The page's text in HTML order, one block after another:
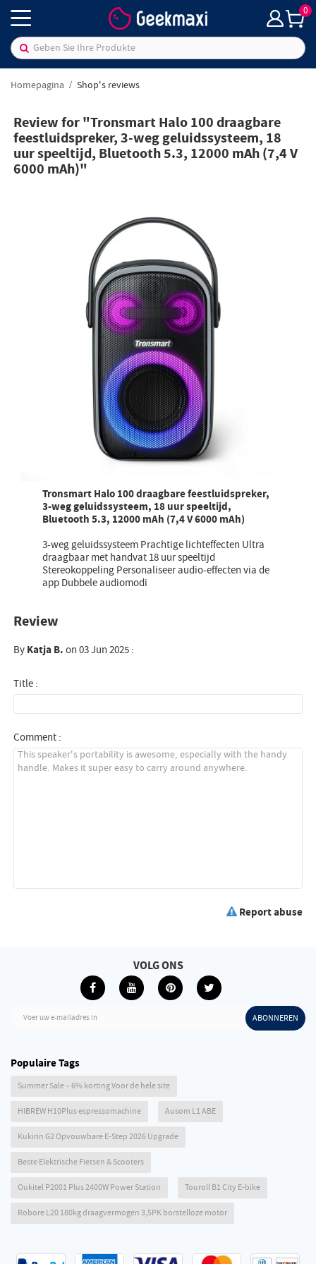
0
Homepagina Shop's reviews
Review for "Tronsmart Halo 100 draagbare
feestluidspreker, 3-weg geluidssysteem, 18
uur speeltijd, Bluetooth 5.3, 12000 mAh (7,4 V
6000 mAh)"
Tronsmart Halo 100 draagbare feestluidspreker,
3-weg geluidssysteem, 18 uur speeltijd,
Bluetooth 5.3, 12000 mAh (7,4 V 6000 mAh)
3-weg geluidssysteem Prachtige lichteffecten Ultra
draagbaar met handvat 18 uur speeltijd
Stereokoppeling Personaliseer audio-effecten via de
app Dubbele audiomodi
Review
ByKatja B.on 03 Jun 2025 :
Title :
Comment :
Report abuse
Voer uw e-mailadres in ABONNEREN
VOLG ONS
Populaire Tags
Summer Sale – 6% korting Voor de hele site
HIBREW H10Plus espressomachine Ausom L1 ABE
Kukirin G2 Opvouwbare E-Step 2026 Upgrade
Beste Elektrische Fietsen & Scooters
Oukitel P2001 Plus 2400W Power Station Touroll B1 City E-bike
Robore L20 180kg draagvermogen 3,5PK borstelloze motor